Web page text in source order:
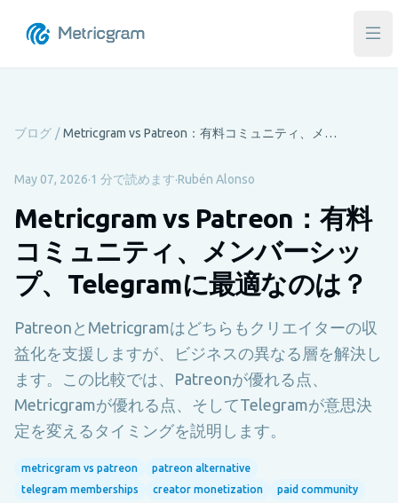
メ
ブログ / Metricgram vs Patreon：有料コミュニティ、メンバーシップ、Telegramに最適なのは？
May 07, 2026·1 分で読めます·Rubén Alonso
Metricgram vs Patreon：有料
コミュニティ、メンバーシッ
プ、Telegramに最適なのは？
PatreonとMetricgramはどちらもクリエイターの収
益化を支援しますが、ビジネスの異なる層を解決し
ます。この比較では、Patreonが優れる点、
Metricgramが優れる点、そしてTelegramが意思決
定を変えるタイミングを説明します。
metricgram vs patreon
patreon alternative
telegram memberships
creator monetization paid community